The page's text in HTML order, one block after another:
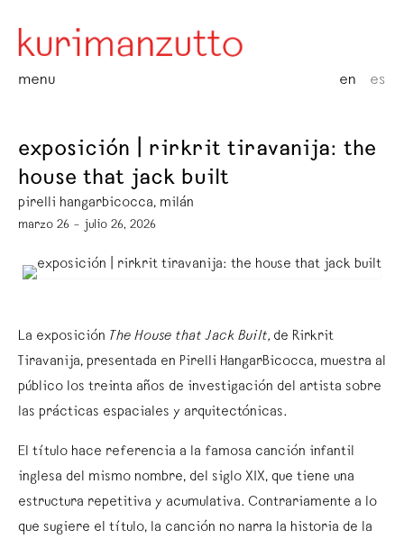
menu en es
exposición | rirkrit tiravanija: the
house that jack built
pirelli hangarbicocca, milán
marzo 26 – julio 26, 2026
La exposición The House that Jack Built, de Rirkrit
Tiravanija, presentada en Pirelli HangarBicocca, muestra al
público los treinta años de investigación del artista sobre
las prácticas espaciales y arquitectónicas.
El título hace referencia a la famosa canción infantil
inglesa del mismo nombre, del siglo XIX, que tiene una
estructura repetitiva y acumulativa. Contrariamente a lo
que sugiere el título, la canción no narra la historia de la